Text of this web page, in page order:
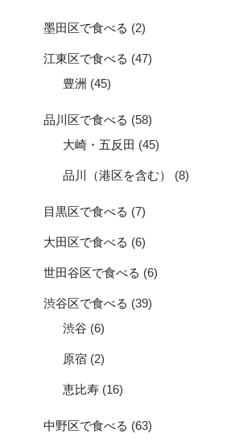
墨田区で食べる (2)
江東区で食べる (47)
豊洲 (45)
品川区で食べる (58)
大崎・五反田 (45)
品川（港区を含む） (8)
目黒区で食べる (7)
大田区で食べる (6)
世田谷区で食べる (6)
渋谷区で食べる (39)
渋谷 (6)
原宿 (2)
恵比寿 (16)
中野区で食べる (63)